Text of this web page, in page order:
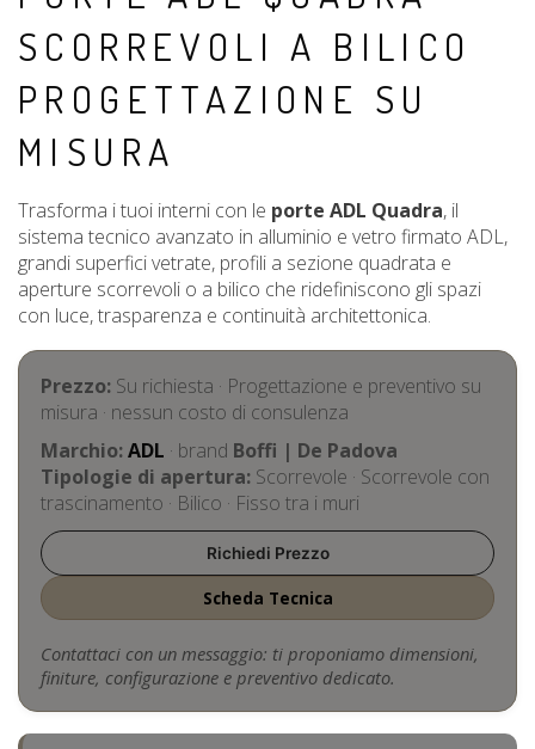
SCORREVOLI A BILICO
PROGETTAZIONE SU
MISURA
Trasforma i tuoi interni con le porte ADL Quadra, il
sistema tecnico avanzato in alluminio e vetro firmato ADL,
grandi superfici vetrate, profili a sezione quadrata e
aperture scorrevoli o a bilico che ridefiniscono gli spazi
con luce, trasparenza e continuità architettonica.
Prezzo: Su richiesta · Progettazione e preventivo su
misura · nessun costo di consulenza
Marchio:ADL · brand Boffi | De Padova
Tipologie di apertura: Scorrevole · Scorrevole con
trascinamento · Bilico · Fisso tra i muri
Richiedi Prezzo
Scheda Tecnica
Contattaci con un messaggio: ti proponiamo dimensioni,
finiture, configurazione e preventivo dedicato.